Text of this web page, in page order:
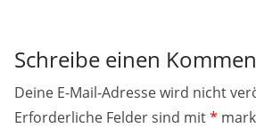
Schreibe einen
Deine E-Mail-Adresse wird nicht
Erforderliche Felder sind mit*